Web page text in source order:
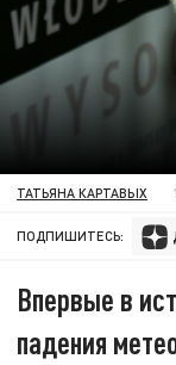
ТАТЬЯНА КАРТАВЫХ
ПОДПИШИТЕСЬ:
Впервые в
падения